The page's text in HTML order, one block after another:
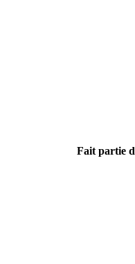
Fait partie